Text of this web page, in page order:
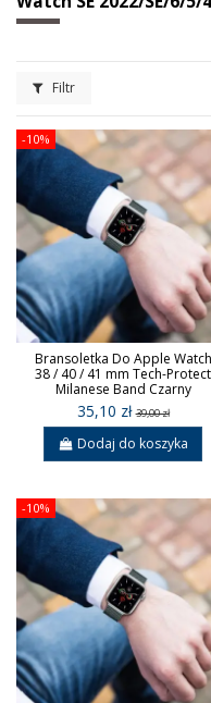
Filtr
-10%
Bransoletka Do Apple Watch
38 / 40 / 41 mm Tech-Protect
Milanese Band Czarny
35,10 zł39,00 zł
Dodaj do koszyka
-10%